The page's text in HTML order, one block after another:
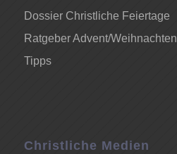
Dossier Christliche Feiertage
Ratgeber Advent/Weihnachten
Tipps
Christliche Medien